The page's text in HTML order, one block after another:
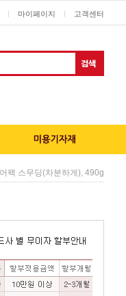
마이페이지 고객센터
팩 스무딩(차분하게), 490g